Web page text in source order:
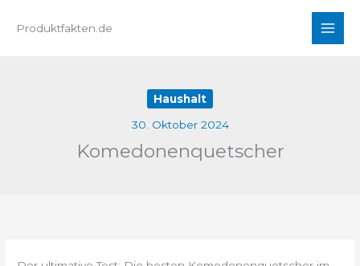
InhaltProduktfakten.de
Haushalt
30. Oktober 2024
Komedonenquetscher